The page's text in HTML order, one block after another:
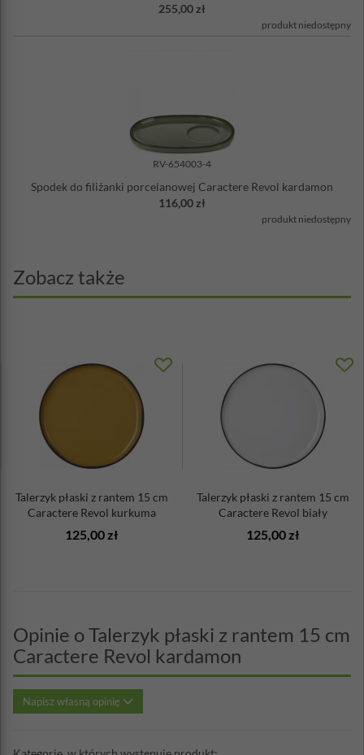
255,00 zł
produkt niedostępny
RV-654003-4
Spodek do filiżanki porcelanowej Caractere Revol kardamon
116,00 zł
produkt niedostępny
Zobacz także
Talerzyk płaski z rantem 15 cm
Caractere Revol kurkuma
125,00 zł
Talerzyk płaski z rantem 15 cm
Caractere Revol biały
125,00 zł
Opinie o Talerzyk płaski z rantem 15 cm
Caractere Revol kardamon
Napisz własną opinię